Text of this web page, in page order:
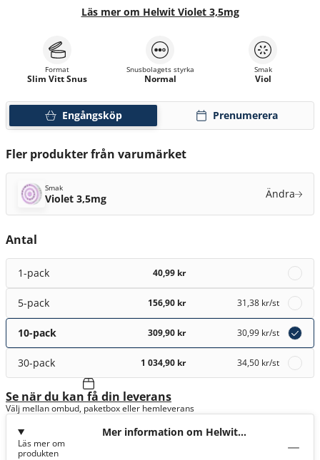
Läs mer om Helwit Violet 3,5mg
Engångsköp Prenumerera
Format
Slim Vitt Snus
Snusbolagets styrka
Normal
Smak
Viol
Fler produkter från varumärket
Smak
Violet 3,5mg Ändra
Antal
1-pack 40,99 kr
5-pack 156,90 kr 31,38 kr/st
10-pack 309,90 kr 30,99 kr/st
30-pack 1 034,90 kr 34,50 kr/st
Se när du kan få din leverans
Välj mellan ombud, paketbox eller hemleverans
Mer information om Helwit
Läs mer om
produkten